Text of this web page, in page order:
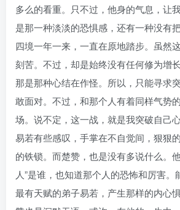
多么的看重。只不过，他身的气息，让
是那一种淡淡的恐惧感，还有一种没有
四境一年一来，一直在原地踏步。虽然
刻苦。不过，却是始终没有任何修为增
那是那种心结在作怪。所以，只能寻求
敢面对。不过，和那个人有着同样气势
场。说不定，这一战，就是我突破自己
易若有些感叹，手掌在不自觉间，狠狠
的铁锁。而楚赞，也是没有多说什么。
人”是谁，也知道那个人的恐怖和厉害
最有天赋的弟子易若，产生那样的内心